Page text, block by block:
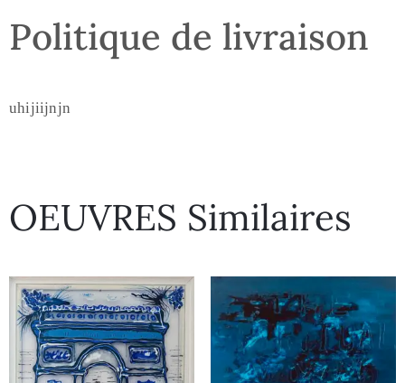
Politique de livraison
uhijiijnjn
OEUVRES Similaires